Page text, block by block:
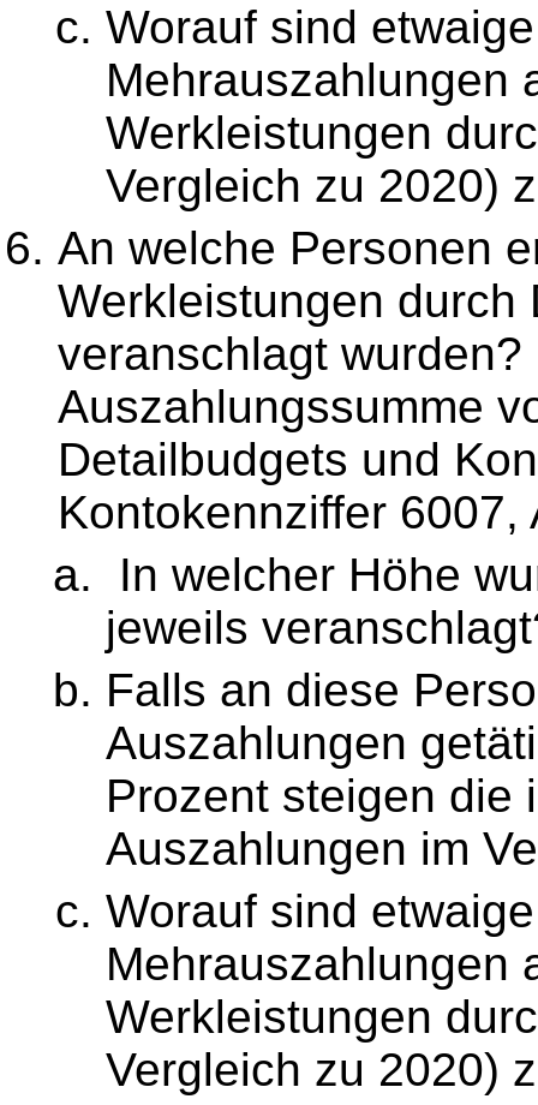
Worauf sind
Mehrauszahlungen
Werkleistungen
Vergleich zu 2020)
An welche Personen
Werkleistungen durch
veranschlagt
Auszahlungssumme
Detailbudgets und
Kontokennziffer
In welcher Höhe
jeweils
Falls an diese
Auszahlungen
Prozent steigen die
Auszahlungen im
Worauf sind
Mehrauszahlungen
Werkleistungen
Vergleich zu 2020)